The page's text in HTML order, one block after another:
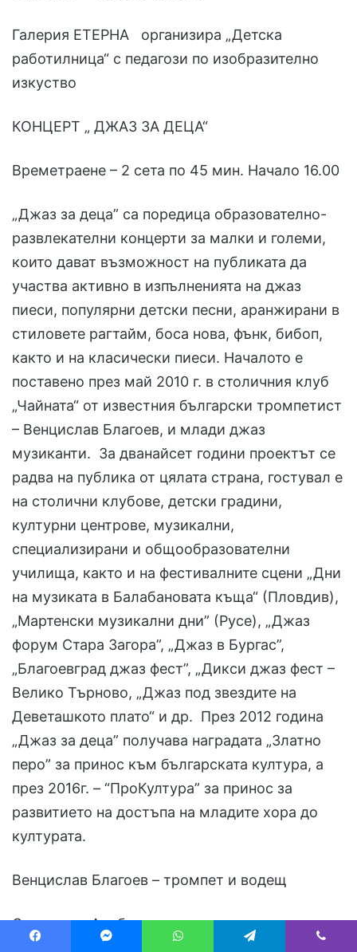
Галерия ЕТЕРНА организира „Детска
работилница“ с педагози по изобразително
изкуство
КОНЦЕРТ „ ДЖАЗ ЗА ДЕЦА“
Времетраене – 2 сета по 45 мин. Начало 16.00
„Джаз за деца” са поредица образователно-
развлекателни концерти за малки и големи,
които дават възможност на публиката да
участва активно в изпълненията на джаз
пиеси, популярни детски песни, аранжирани в
стиловете рагтайм, боса нова, фънк, бибоп,
както и на класически пиеси. Началото е
поставено през май 2010 г. в столичния клуб
„Чайната“ от известния български тромпетист
– Венцислав Благоев, и млади джаз
музиканти. За дванайсет години проектът се
радва на публика от цялата страна, гостувал е
на столични клубове, детски градини,
културни центрове, музикални,
специализирани и общообразователни
училища, както и на фестивалните сцени „Дни
на музиката в Балабановата къща“ (Пловдив),
„Мартенски музикални дни” (Русе), „Джаз
форум Стара Загора”, „Джаз в Бургас”,
„Благоевград джаз фест”, „Дикси джаз фест –
Велико Търново, „Джаз под звездите на
Деветашкото плато“ и др. През 2012 година
„Джаз за деца” получава наградата „Златно
перо” за принос към българската култура, а
през 2016г. – “ПроКултура” за принос за
развитието на достъпа на младите хора до
културата.
Венцислав Благоев – тромпет и водещ
Станислав Арабаджиев – пиано